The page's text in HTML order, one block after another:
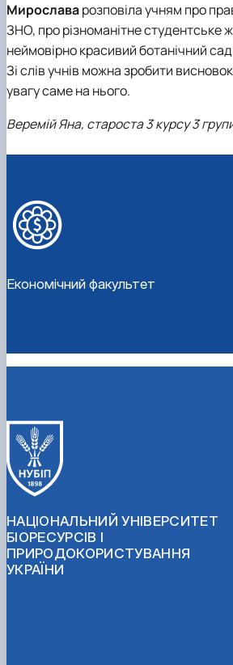
Мирославарозповіла учням про
ЗНО, про різноманітне студентське
неймовірно красивий ботанічний
Зі слів учнів можна зробити
увагу саме на нього.
Веремій Яна, староста 3 курсу 3
Економічний факультет
НАЦІОНАЛЬНИЙ УНІВЕРСИТЕТ
БІОРЕСУРСІВ І
ПРИРОДОКОРИСТУВАННЯ
УКРАЇНИ